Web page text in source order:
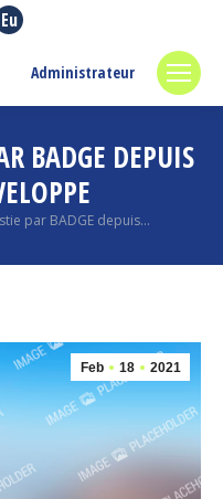
Euroquity
opens
in
window
Administrateur
BADGE DEPUIS
par BADGE depuis…
Feb 18 2021